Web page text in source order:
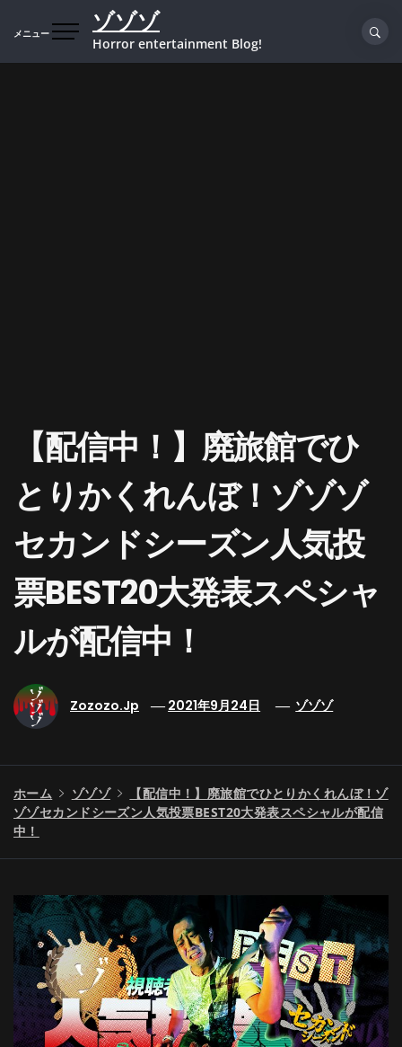
メニュー ゾゾゾ
Horror entertainment Blog!
【配信中！】廃旅館でひ
とりかくれんぼ！ゾゾゾ
セカンドシーズン人気投
票BEST20大発表スペシャ
ルが配信中！
Zozozo.jp 2021年9月24日 ゾゾゾ
ホーム ゾゾゾ
【配信中！】廃旅館でひとりかくれんぼ！ゾ
ゾゾセカンドシーズン人気投票BEST20大発表スペシャルが配信
中！